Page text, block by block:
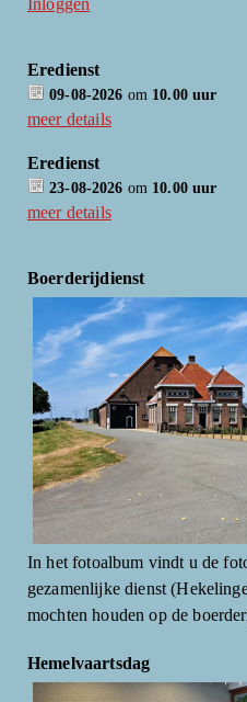
Inloggen
Eredienst
09-08-2026 om 10.00 uur
meer details
Eredienst
23-08-2026 om 10.00 uur
meer details
Boerderijdienst
In het fotoalbum vindt u de
gezamenlijke dienst
mochten houden op de
Hemelvaartsdag